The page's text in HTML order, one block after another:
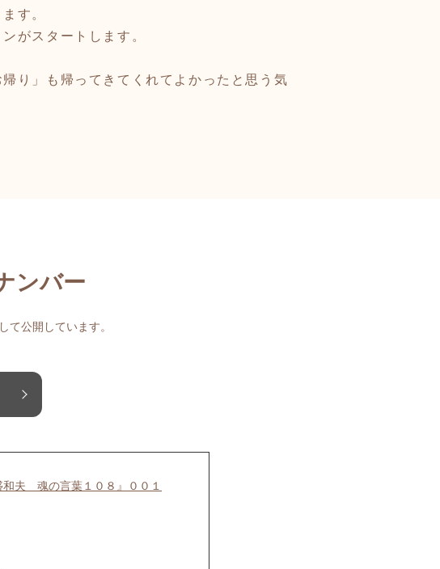
す。
がスタートします。
り」も帰ってきてくれてよかったと思う気
ンバー
て公開しています。
和夫 魂の言葉１０８』００１